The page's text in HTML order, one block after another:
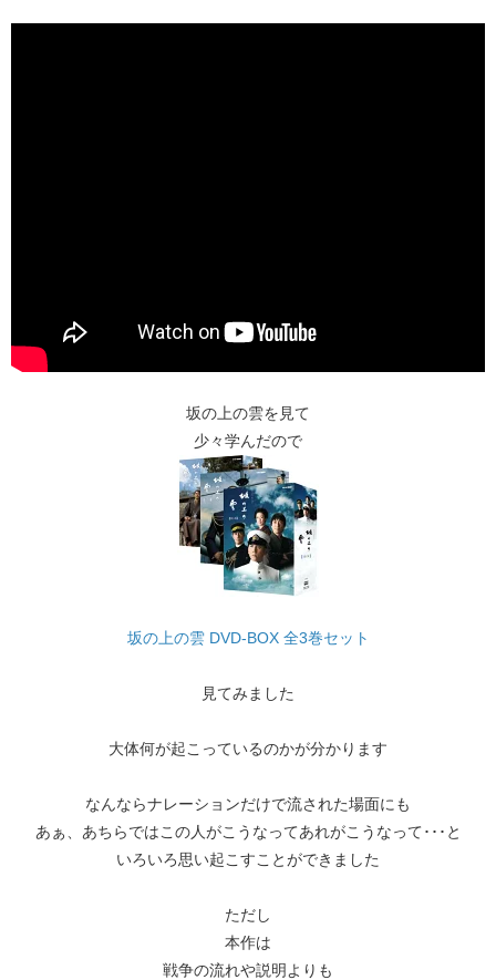
坂の上の雲を見て
少々学んだので
坂の上の雲 DVD-BOX 全3巻セット
見てみました
大体何が起こっているのかが分かります
なんならナレーションだけで流された場面にも
あぁ、あちらではこの人がこうなってあれがこうなって･･･と
いろいろ思い起こすことができました
ただし
本作は
戦争の流れや説明よりも